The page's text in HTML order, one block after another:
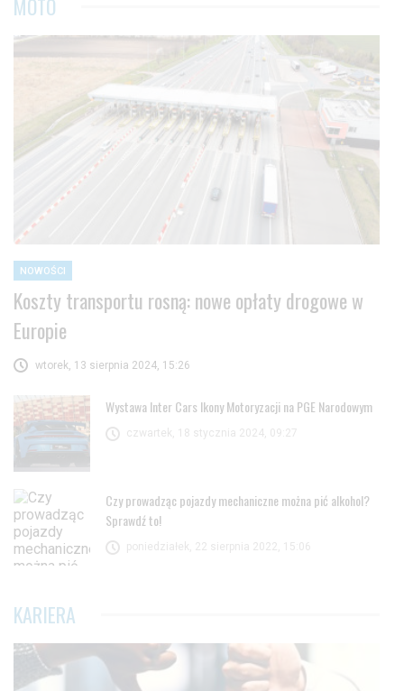
MOTO
NOWOŚCI
Koszty transportu rosną: nowe opłaty drogowe w
Europie
wtorek, 13 sierpnia 2024, 15:26
Wystawa Inter Cars Ikony Motoryzacji na PGE Narodowym
czwartek, 18 stycznia 2024, 09:27
Czy prowadząc pojazdy mechaniczne można pić alkohol?
Sprawdź to!
poniedziałek, 22 sierpnia 2022, 15:06
KARIERA